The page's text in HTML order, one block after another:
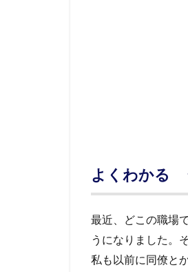
よくわかる
最近、どこの職場
うになりました。
私も以前に同僚と